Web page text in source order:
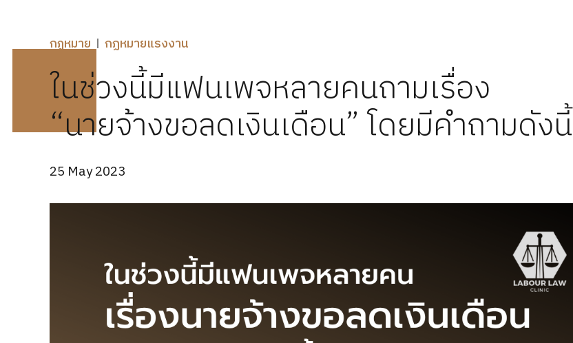
กฎหมาย กฏหมายแรงงาน
ในช่วงนี้มีแฟนเพจหลายคนถามเรื่อง
“นายจ้างขอลดเงินเดือน” โดยมีคำถามดังนี้
25 May 2023